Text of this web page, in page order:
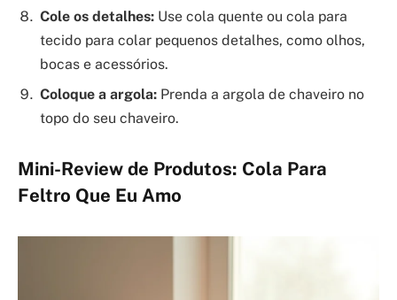
Cole os detalhes: Use cola quente ou cola para
tecido para colar pequenos detalhes, como olhos,
bocas e acessórios.
Coloque a argola: Prenda a argola de chaveiro no
topo do seu chaveiro.
Mini-Review de Produtos: Cola Para
Feltro Que Eu Amo